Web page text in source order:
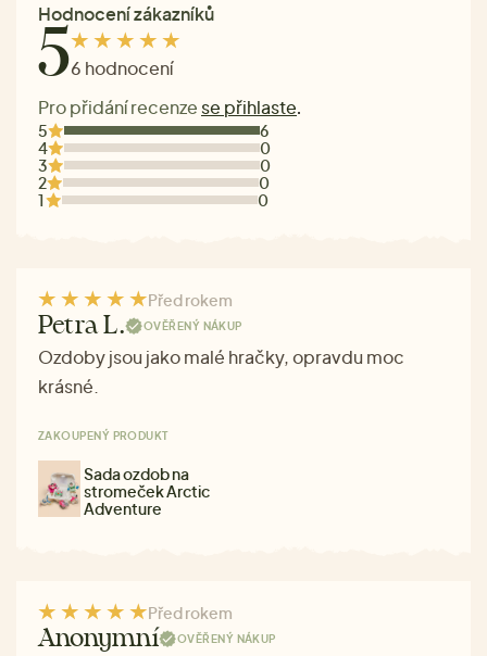
Hodnocení zákazníků
56 hodnocení
Pro přidání recenze se přihlaste.
5
6
4
0
3
0
2
0
1
0
Před rokem
Petra L. OVĚŘENÝ NÁKUP
Ozdoby jsou jako malé hračky, opravdu moc
krásné.
ZAKOUPENÝ PRODUKT
Sada ozdob na
stromeček Arctic
Adventure
Před rokem
Anonymní OVĚŘENÝ NÁKUP